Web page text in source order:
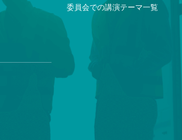
委員会での講演テーマ一覧